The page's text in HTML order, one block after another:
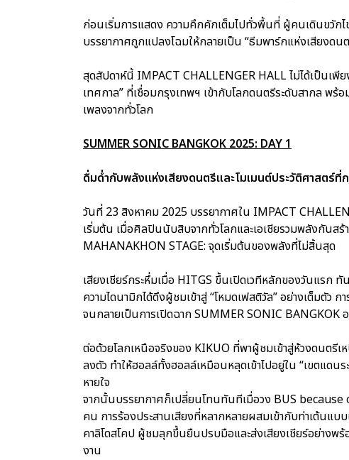
ก่อนเริ่มการแสดง ความคึกคักเต็มไปทั่วพื้นที่ ผู้คนเดินขวัก
บรรยากาศถูกแปลงโฉมให้กลายเป็น “ธีมพาร์กแห่งเสียงดน
สุดสัปดาห์นี้ IMPACT CHALLENGER HALL ไม่ได้เป็นเพี
เทศกาล” ที่เชื่อมกรุงเทพฯ เข้ากับโลกดนตรีระดับสากล พ
เพลงจากทั่วโลก
SUMMER SONIC BANGKOK 2025: DAY 1
ดื่มด่ำกับพลังแห่งเสียงดนตรีและโมเมนต์ประวัติศาสตร์ที่
วันที่ 23 สิงหาคม 2025 บรรยากาศใน IMPACT
เริ่มต้น เมื่อศิลปินนับสิบจากทั่วโลกและเอเชียรวมพลังกันส
MAHANAKHON STAGE: จุดเริ่มต้นของพลังที่ไม่สิ้นสุด
เสียงเชียร์กระหึ่มเมื่อ HITGS ขึ้นเปิดเวทีหลักของวันแรก
ความไดนามิกได้ดึงผู้ชมเข้าสู่ “โหมดเฟสติวัล” อย่างเต็มตัว
จนกลายเป็นการเปิดฉาก SUMMER SONIC
ต่อด้วยโลกเหนือจริงของ KIKUO ที่พาผู้ชมเข้าสู่ห้วงดนตรี
ลงตัว ทำให้ฮอลล์ทั้งฮอลล์เหมือนหลุดเข้าไปอยู่ใน “เขตแดน
หายใจ
จากนั้นบรรยากาศก็เปลี่ยนโทนทันทีเมื่อวง BUS
คน การร้องประสานเสียงที่หลากหลายผสมเข้ากับท่าเต้นแ
คาลิโดสโคป ผู้ชมลุกขึ้นยืนปรบมือและส่งเสียงเชียร์อย่าง
งาน